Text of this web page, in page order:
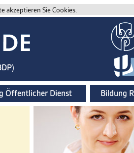
akzeptieren Sie Cookies.
Öffentlicher Dienst Bildung